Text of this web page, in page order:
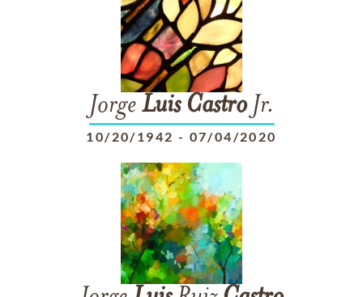
Jorge Luis CastroJr.
10/20/1942 - 07/04/2020